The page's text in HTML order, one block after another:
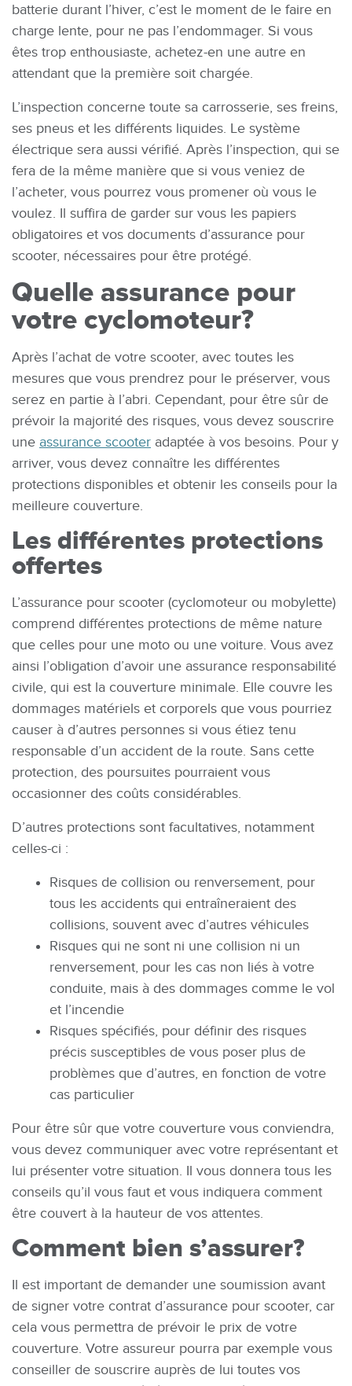
batterie durant l’hiver, c’est le moment de le faire en
charge lente, pour ne pas l’endommager. Si vous
êtes trop enthousiaste, achetez-en une autre en
attendant que la première soit chargée.
L’inspection concerne toute sa carrosserie, ses freins,
ses pneus et les différents liquides. Le système
électrique sera aussi vérifié. Après l’inspection, qui se
fera de la même manière que si vous veniez de
l’acheter, vous pourrez vous promener où vous le
voulez. Il suffira de garder sur vous les papiers
obligatoires et vos documents d’assurance pour
scooter, nécessaires pour être protégé.
Quelle assurance pour
votre cyclomoteur?
Après l’achat de votre scooter, avec toutes les
mesures que vous prendrez pour le préserver, vous
serez en partie à l’abri. Cependant, pour être sûr de
prévoir la majorité des risques, vous devez souscrire
une assurance scooter adaptée à vos besoins. Pour y
arriver, vous devez connaître les différentes
protections disponibles et obtenir les conseils pour la
meilleure couverture.
Les différentes protections
offertes
L’assurance pour scooter (cyclomoteur ou mobylette)
comprend différentes protections de même nature
que celles pour une moto ou une voiture. Vous avez
ainsi l’obligation d’avoir une assurance responsabilité
civile, qui est la couverture minimale. Elle couvre les
dommages matériels et corporels que vous pourriez
causer à d’autres personnes si vous étiez tenu
responsable d’un accident de la route. Sans cette
protection, des poursuites pourraient vous
occasionner des coûts considérables.
D’autres protections sont facultatives, notamment
celles-ci :
Risques de collision ou renversement, pour
tous les accidents qui entraîneraient des
collisions, souvent avec d’autres véhicules
Risques qui ne sont ni une collision ni un
renversement, pour les cas non liés à votre
conduite, mais à des dommages comme le vol
et l’incendie
Risques spécifiés, pour définir des risques
précis susceptibles de vous poser plus de
problèmes que d’autres, en fonction de votre
cas particulier
Pour être sûr que votre couverture vous conviendra,
vous devez communiquer avec votre représentant et
lui présenter votre situation. Il vous donnera tous les
conseils qu’il vous faut et vous indiquera comment
être couvert à la hauteur de vos attentes.
Comment bien s’assurer?
Il est important de demander une soumission avant
de signer votre contrat d’assurance pour scooter, car
cela vous permettra de prévoir le prix de votre
couverture. Votre assureur pourra par exemple vous
conseiller de souscrire auprès de lui toutes vos